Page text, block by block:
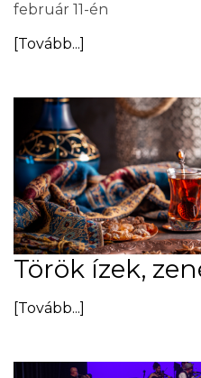
február 11-én
[Tovább...]
Török ízek,
[Tovább...]